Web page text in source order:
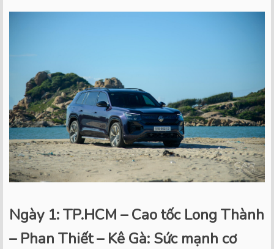
Ngày 1: TP.HCM – Cao tốc Long Thành
– Phan Thiết – Kê Gà: Sức mạnh cơ